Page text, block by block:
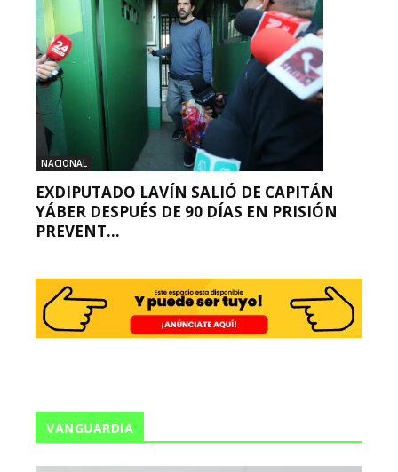
NACIONAL
EXDIPUTADO LAVÍN SALIÓ DE CAPITÁN
YÁBER DESPUÉS DE 90 DÍAS EN PRISIÓN
PREVENT...
VANGUARDIA